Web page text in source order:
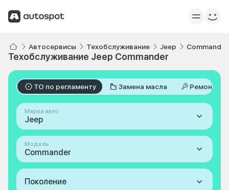
Автосервисы Техобслуживание Jeep Commander
Техобслуживание Jeep Commander
ТО по регламенту Замена масла Ремонт
Марка авто
Jeep
Модель
Commander
Поколение